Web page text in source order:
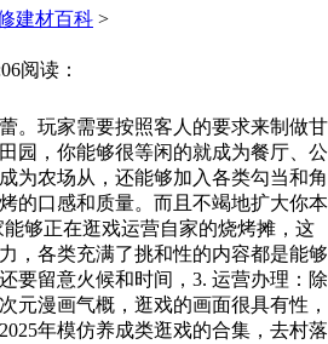
建材百科 >
阅读：
玩家需要按照客人的要求来制做甘
园，你能够很等闲的就成为餐厅、公
为农场从，还能够加入各类勾当和角
的口感和质量。而且不竭地扩大你本
够正在逛戏运营自家的烧烤摊，这
，各类充满了挑和性的内容都是能够
要留意火候和时间，3. 运营办理：除
元漫画气概，逛戏的画面很具有性，
年模仿养成类逛戏的合集，去村落